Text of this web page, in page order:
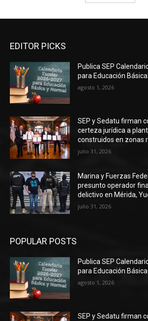
EDITOR PICKS
Publica SEP
para Educación
agosto 1, 2026
SEP y Sedatu firman
certeza jurídica a
construidos en zonas
julio 31, 2026
Marina y Fuerzas
presunto operador
delictivo en Mérida,
julio 31, 2026
POPULAR POSTS
Publica SEP
para Educación
agosto 1, 2026
SEP y Sedatu firman